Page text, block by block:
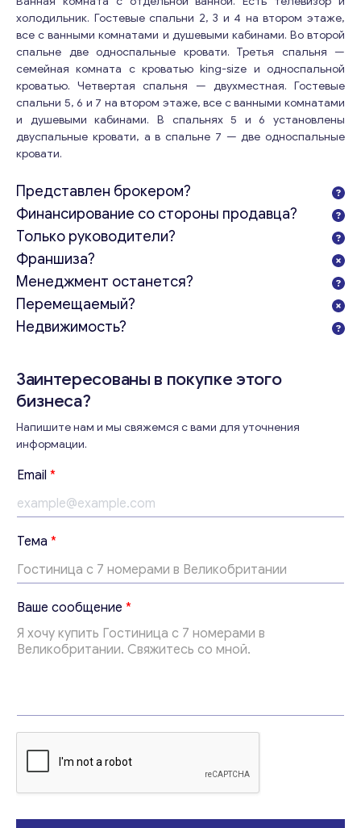
Отправьте нам запрос, и мы свяжемся с вами в
Email
Ваши комментарии
Свяжитесь со мной
холодильник. Гостевые спальни 2, 3 и 4 на втором этаже,
все с ванными комнатами и душевыми кабинами. Во второй
спальне две односпальные кровати. Третья спальня —
семейная комната с кроватью king-size и односпальной
кроватью. Четвертая спальня — двухместная. Гостевые
спальни 5, 6 и 7 на втором этаже, все с ванными комнатами
и душевыми кабинами. В спальнях 5 и 6 установлены
двуспальные кровати, а в спальне 7 — две односпальные
кровати.
Представлен брокером?
Финансирование со стороны продавца?
Только руководители?
Франшиза?
Менеджмент останется?
Перемещаемый?
Недвижимость?
Заинтересованы в покупке этого
бизнеса?
Напишите нам и мы свяжемся с вами для уточнения
информации.
Email *
E
m
a
i
l
Т
е
м
м
Тема *
Ваше сообщение *